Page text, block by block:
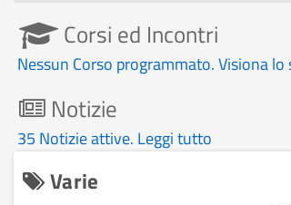
Corsi ed Incontri
Nessun Corso programmato. Visiona lo
Notizie
35 Notizie attive. Leggi tutto
Varie